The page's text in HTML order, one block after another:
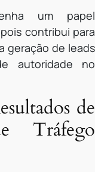
um papel
contribui para
geração de leads
autoridade no
de
Tráfego